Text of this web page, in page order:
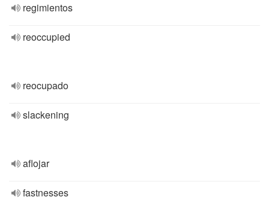
regimientos
reoccupied
reocupado
slackening
aflojar
fastnesses